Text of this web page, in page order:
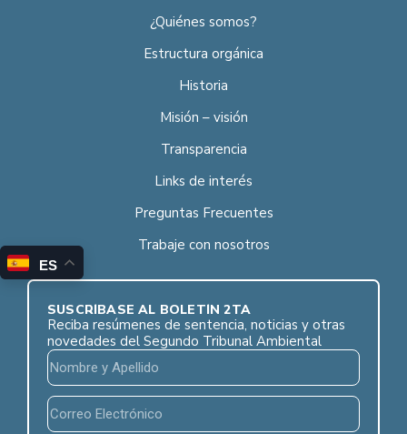
¿Quiénes somos?
Estructura orgánica
Historia
Misión – visión
Transparencia
Links de interés
Preguntas Frecuentes
Trabaje con nosotros
SUSCRÍBASE AL BOLETÍN 2TA
Reciba resúmenes de sentencia, noticias y otras
novedades del Segundo Tribunal Ambiental
ES